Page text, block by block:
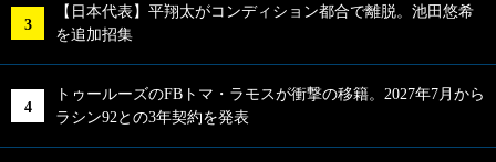
【日本代表】平翔太がコンディション都合で離脱。池田悠希
を追加招集
トゥールーズのFBトマ・ラモスが衝撃の移籍。2027年7月から
ラシン92との3年契約を発表